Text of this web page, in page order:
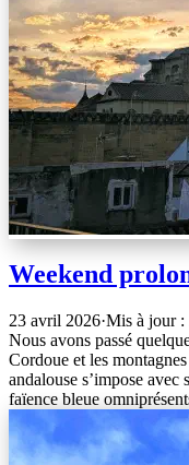
Weekend
23 avril 2026·Mis à jour
Nous avons passé
Cordoue et les
andalouse s’impose avec
faïence bleue